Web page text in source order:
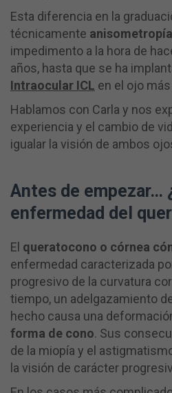
Esta diferencia en la
técnicamente anisometropía
impedimento a la hora de
años, hasta que se ha
Intraocular ICL en el ojo
Hablamos con Carla y nos
experiencia y el cambio de
igualar la visión de ambos
Antes de empezar…
enfermedad del
El queratocono o córnea
enfermedad caracterizada
progresivo de la curvatura
tiempo, un adelgazamiento
hecho causa una
forma de cono. Sus
de la miopía y el
la visión de carácter